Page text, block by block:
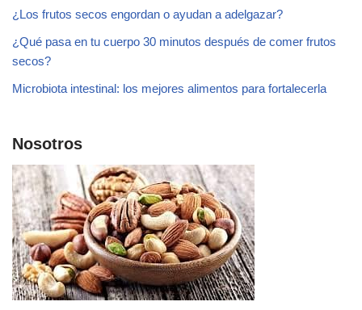
¿Los frutos secos engordan o ayudan a adelgazar?
¿Qué pasa en tu cuerpo 30 minutos después de comer frutos
secos?
Microbiota intestinal: los mejores alimentos para fortalecerla
Nosotros